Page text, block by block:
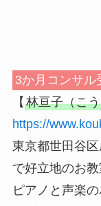
3か月コンサル
【 林亘子（こ
https://
東京都世田谷
で好立地のお教
ピアノと声楽